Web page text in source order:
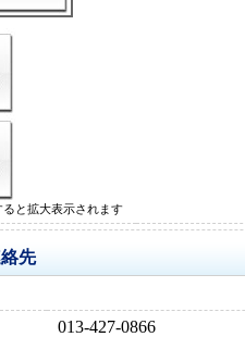
と拡大表示されます
先
013-427-0866